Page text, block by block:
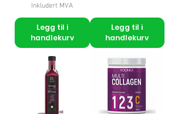
Inkludert MVA
Legg til i
handlekurv
Legg til i
handlekurv